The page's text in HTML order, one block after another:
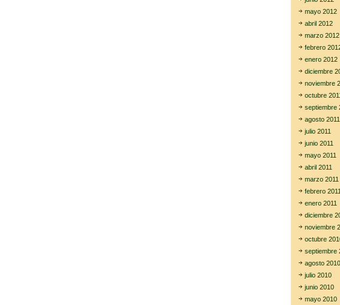
mayo 2012
abril 2012
marzo 2012
febrero
enero 2012
diciembre
noviembre
octubre
septiembre
agosto 2011
julio 2011
junio 2011
mayo 2011
abril 2011
marzo 2011
febrero 2011
enero 2011
diciembre
noviembre
octubre
septiembre
agosto 2010
julio 2010
junio 2010
mayo 2010